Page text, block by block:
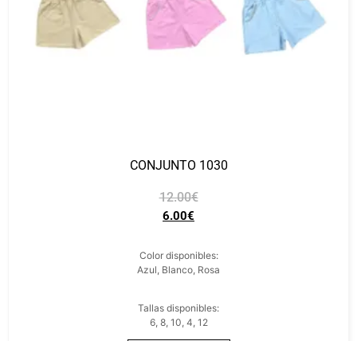
CONJUNTO 1030
12.00€
6.00€
Color disponibles:
Azul, Blanco, Rosa
Tallas disponibles:
6, 8, 10, 4, 12